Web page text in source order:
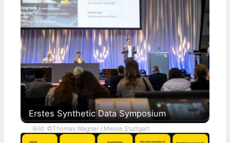
Erstes Synthetic Data Symposium
Bild: ©Thomas Wagner / Messe Stuttgart